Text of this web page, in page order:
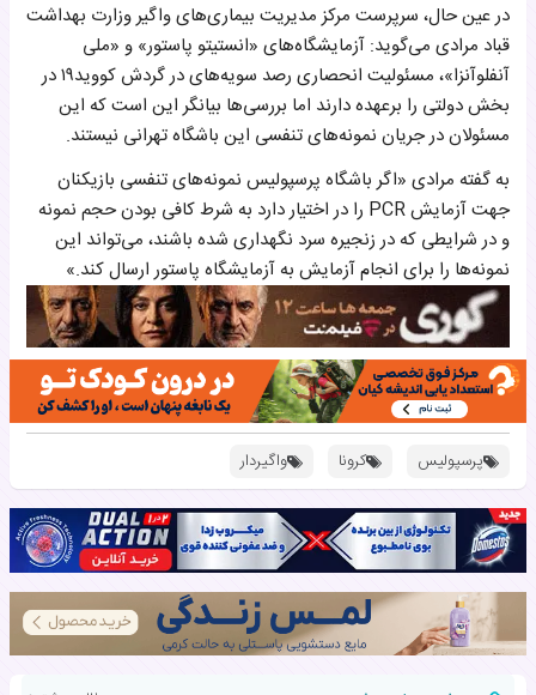
در عین حال، سرپرست مرکز مدیریت بیماری‌های واگیر وزارت بهداشت
قباد مرادی می‌گوید: آزمایشگاه‌های «انستیتو پاستور» و «ملی
آنفلوآنزا»، مسئولیت انحصاری رصد سویه‌های در گردش کووید۱۹ در
بخش دولتی را برعهده دارند اما بررسی‌ها بیانگر این است که این
مسئولان در جریان نمونه‌های تنفسی این باشگاه تهرانی نیستند.
به گفته مرادی «اگر باشگاه پرسپولیس نمونه‌های تنفسی بازیکنان
جهت آزمایش PCR را در اختیار دارد به شرط کافی بودن حجم نمونه
و در شرایطی که در زنجیره سرد نگهداری شده باشند، می‌تواند این
نمونه‌ها را برای انجام آزمایش به آزمایشگاه پاستور ارسال کند.»
پرسپولیس کرونا واگیردار